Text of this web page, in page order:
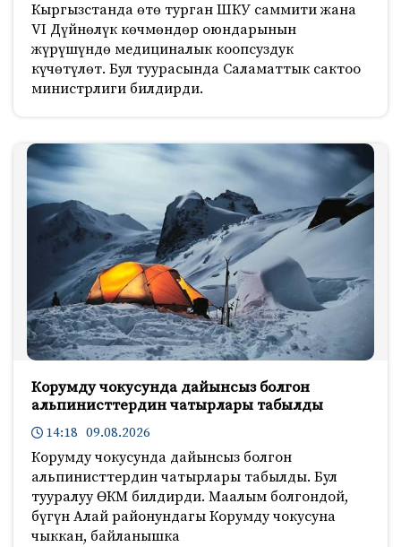
Кыргызстанда өтө турган ШКУ саммити жана
VI Дүйнөлүк көчмөндөр оюндарынын
жүрүшүндө медициналык коопсуздук
күчөтүлөт. Бул туурасында Саламаттык сактоо
министрлиги билдирди.
Корумду чокусунда дайынсыз болгон
альпинисттердин чатырлары табылды
14:18 09.08.2026
Корумду чокусунда дайынсыз болгон
альпинисттердин чатырлары табылды. Бул
тууралуу ӨКМ билдирди. Маалым болгондой,
бүгүн Алай районундагы Корумду чокусуна
чыккан, байланышка